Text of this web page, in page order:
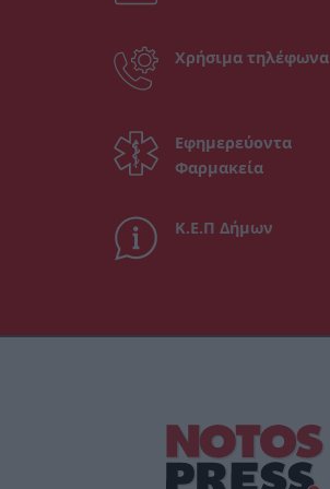
Χρήσιμα τηλέφωνα
Εφημερεύοντα
Φαρμακεία
Κ.Ε.Π Δήμων